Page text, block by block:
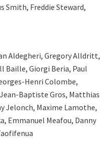
Smith, Freddie Steward,
Aldegheri, Gregory Alldritt,
Baille, Giorgi Beria, Paul
Henri Colombe,
Baptiste Gros, Matthias
Jelonch, Maxime Lamothe,
Emmanuel Meafou, Danny